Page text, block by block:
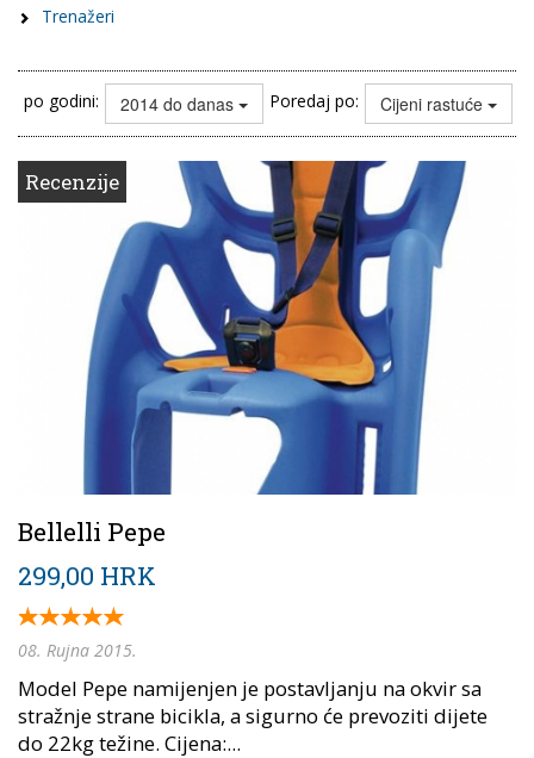
Trenažeri
po godini: 2014 do danas Poredaj po: Cijeni rastuće
Recenzije
Bellelli Pepe
299,00 HRK
08. Rujna 2015.
Model Pepe namijenjen je postavljanju na okvir sa
stražnje strane bicikla, a sigurno će prevoziti dijete
do 22kg težine. Cijena:...